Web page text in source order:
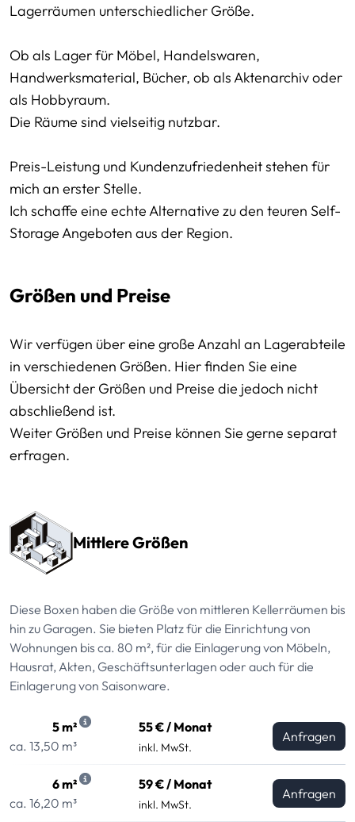
Lagerräumen unterschiedlicher Größe.
Ob als Lager für Möbel, Handelswaren,
Handwerksmaterial, Bücher, ob als Aktenarchiv oder
als Hobbyraum.
Die Räume sind vielseitig nutzbar.
Preis-Leistung und Kundenzufriedenheit stehen für
mich an erster Stelle.
Ich schaffe eine echte Alternative zu den teuren Self-
Storage Angeboten aus der Region.
Größen und Preise
Wir verfügen über eine große Anzahl an Lagerabteile
in verschiedenen Größen. Hier finden Sie eine
Übersicht der Größen und Preise die jedoch nicht
abschließend ist.
Weiter Größen und Preise können Sie gerne separat
erfragen.
Mittlere Größen
Diese Boxen haben die Größe von mittleren Kellerräumen bis
hin zu Garagen. Sie bieten Platz für die Einrichtung von
Wohnungen bis ca. 80 m², für die Einlagerung von Möbeln,
Hausrat, Akten, Geschäftsunterlagen oder auch für die
Einlagerung von Saisonware.
5 m²
ca. 13,50 m³
55 € / Monat
inkl. MwSt.
Anfragen
6 m²
ca. 16,20 m³
59 € / Monat
inkl. MwSt.
Anfragen